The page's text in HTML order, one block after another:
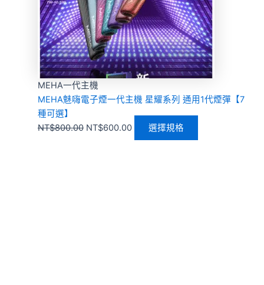
MEHA一代主機
MEHA魅嗨電子煙一代主機 星耀系列 通用1代煙彈【7
種可選】
NT$800.00 NT$600.00 選擇規格